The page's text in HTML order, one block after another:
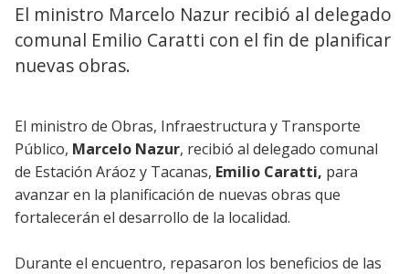
El ministro Marcelo Nazur recibió al delegado
comunal Emilio Caratti con el fin de planificar
nuevas obras.
El ministro de Obras, Infraestructura y Transporte
Público, Marcelo Nazur, recibió al delegado comunal
de Estación Aráoz y Tacanas, Emilio Caratti, para
avanzar en la planificación de nuevas obras que
fortalecerán el desarrollo de la localidad.
Durante el encuentro, repasaron los beneficios de las